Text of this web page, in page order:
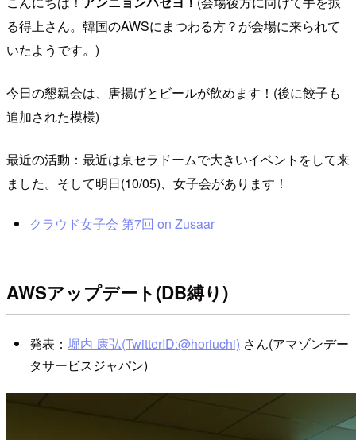
る得上さん。韓国のAWSにまつわる方？が会場に来られて
いたようです。)
今日の懇親会は、唐揚げとビールが飲めます！(後に餃子も
追加された模様)
最近の活動：最近は京セラドームで大きいイベントをして来
ました。そして明日(10/05)、女子会があります！
クラウド女子会 第7回 on Zusaar
AWSアップデート(DB縛り)
発表： 堀内 康弘(TwitterID:@horiuchi) さん(アマゾンデー
タサービスジャパン)